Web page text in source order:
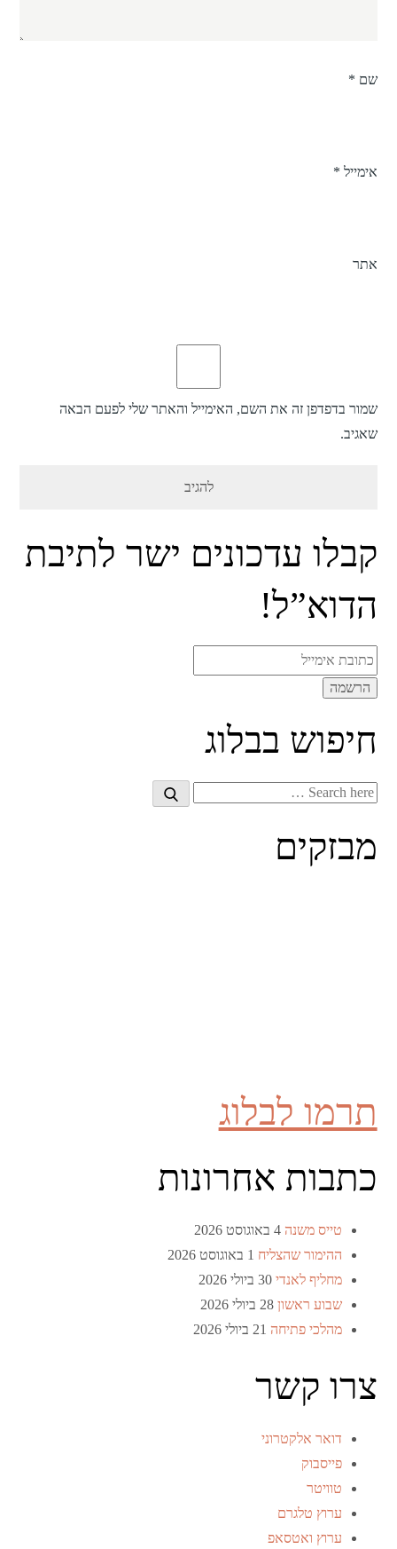
שם *
אימייל *
אתר
שמור בדפדפן זה את השם, האימייל והאתר שלי לפעם הבאה
שאגיב.
קבלו עדכונים ישר לתיבת
הדוא”ל!
חיפוש בבלוג
Search
Search
מבזקים
תרמו לבלוג
כתבות אחרונות
טייס משנה 4 באוגוסט 2026
ההימור שהצליח 1 באוגוסט 2026
מחליף לאנדי 30 ביולי 2026
שבוע ראשון 28 ביולי 2026
מהלכי פתיחה 21 ביולי 2026
צרו קשר
דואר אלקטרוני
פייסבוק
טוויטר
ערוץ טלגרם
ערוץ ואטסאפ